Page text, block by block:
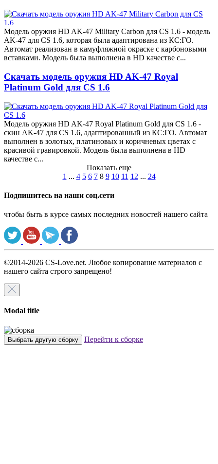
Модель оружия HD AK-47 Military Carbon для CS 1.6 - модель
AK-47 для CS 1.6, которая была адаптирована из КС:ГО.
Автомат реализован в камуфляжной окраске с карбоновыми
вставками. Модель была выполнена в HD качестве с...
Скачать модель оружия HD AK-47 Royal
Platinum Gold для CS 1.6
Модель оружия HD AK-47 Royal Platinum Gold для CS 1.6 -
скин AK-47 для CS 1.6, адаптированный из КС:ГО. Автомат
выполнен в золотых, платиновых и коричневых цветах с
красивой гравировкой. Модель была выполнена в HD
качестве с...
Показать еще
1 ... 4 5 6 7 8 9 10 11 12 ... 24
Подпишитесь на наши соц.сети
чтобы быть в курсе самых последних новостей нашего сайта
©2014-2026 CS-Love.net. Любое копирование материалов с
нашего сайта строго запрещено!
Modal title
Выбрать другую сборку Перейти к сборке